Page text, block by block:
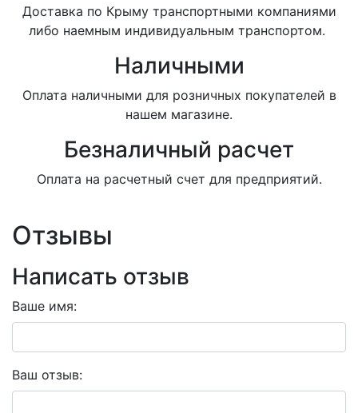
Доставка по Крыму транспортными компаниями
либо наемным индивидуальным транспортом.
Наличными
Оплата наличными для розничных покупателей в
нашем магазине.
Безналичный расчет
Оплата на расчетный счет для предприятий.
Отзывы
Написать отзыв
Ваше имя:
Ваш отзыв: